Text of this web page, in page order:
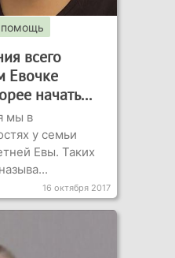
помощь
всего
Евочке
начать...
мы в
у семьи
Евы. Таких
16 октября 2017